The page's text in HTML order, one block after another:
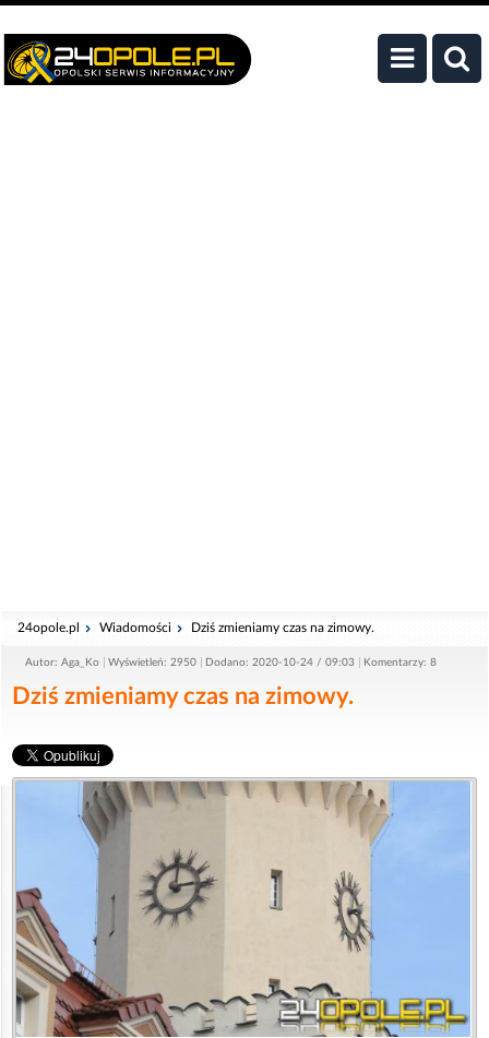
24opole.pl Wiadomości Dziś zmieniamy czas na zimowy.
Autor: Aga_Ko Wyświetleń: 2950 Dodano: 2020-10-24 / 09:03 Komentarzy: 8
Dziś zmieniamy czas na zimowy.